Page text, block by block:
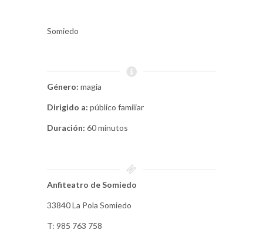
Somiedo
Género: magia
Dirigido a: público familiar
Duración: 60 minutos
Anfiteatro de Somiedo
33840 La Pola Somiedo
T: 985 763 758